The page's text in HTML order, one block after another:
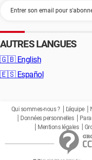
AUTRES LANGUES
🇬🇧 English
🇪🇸 Español
Qui sommes-nous ? L'équipe
Données personnelles
Mentions légales